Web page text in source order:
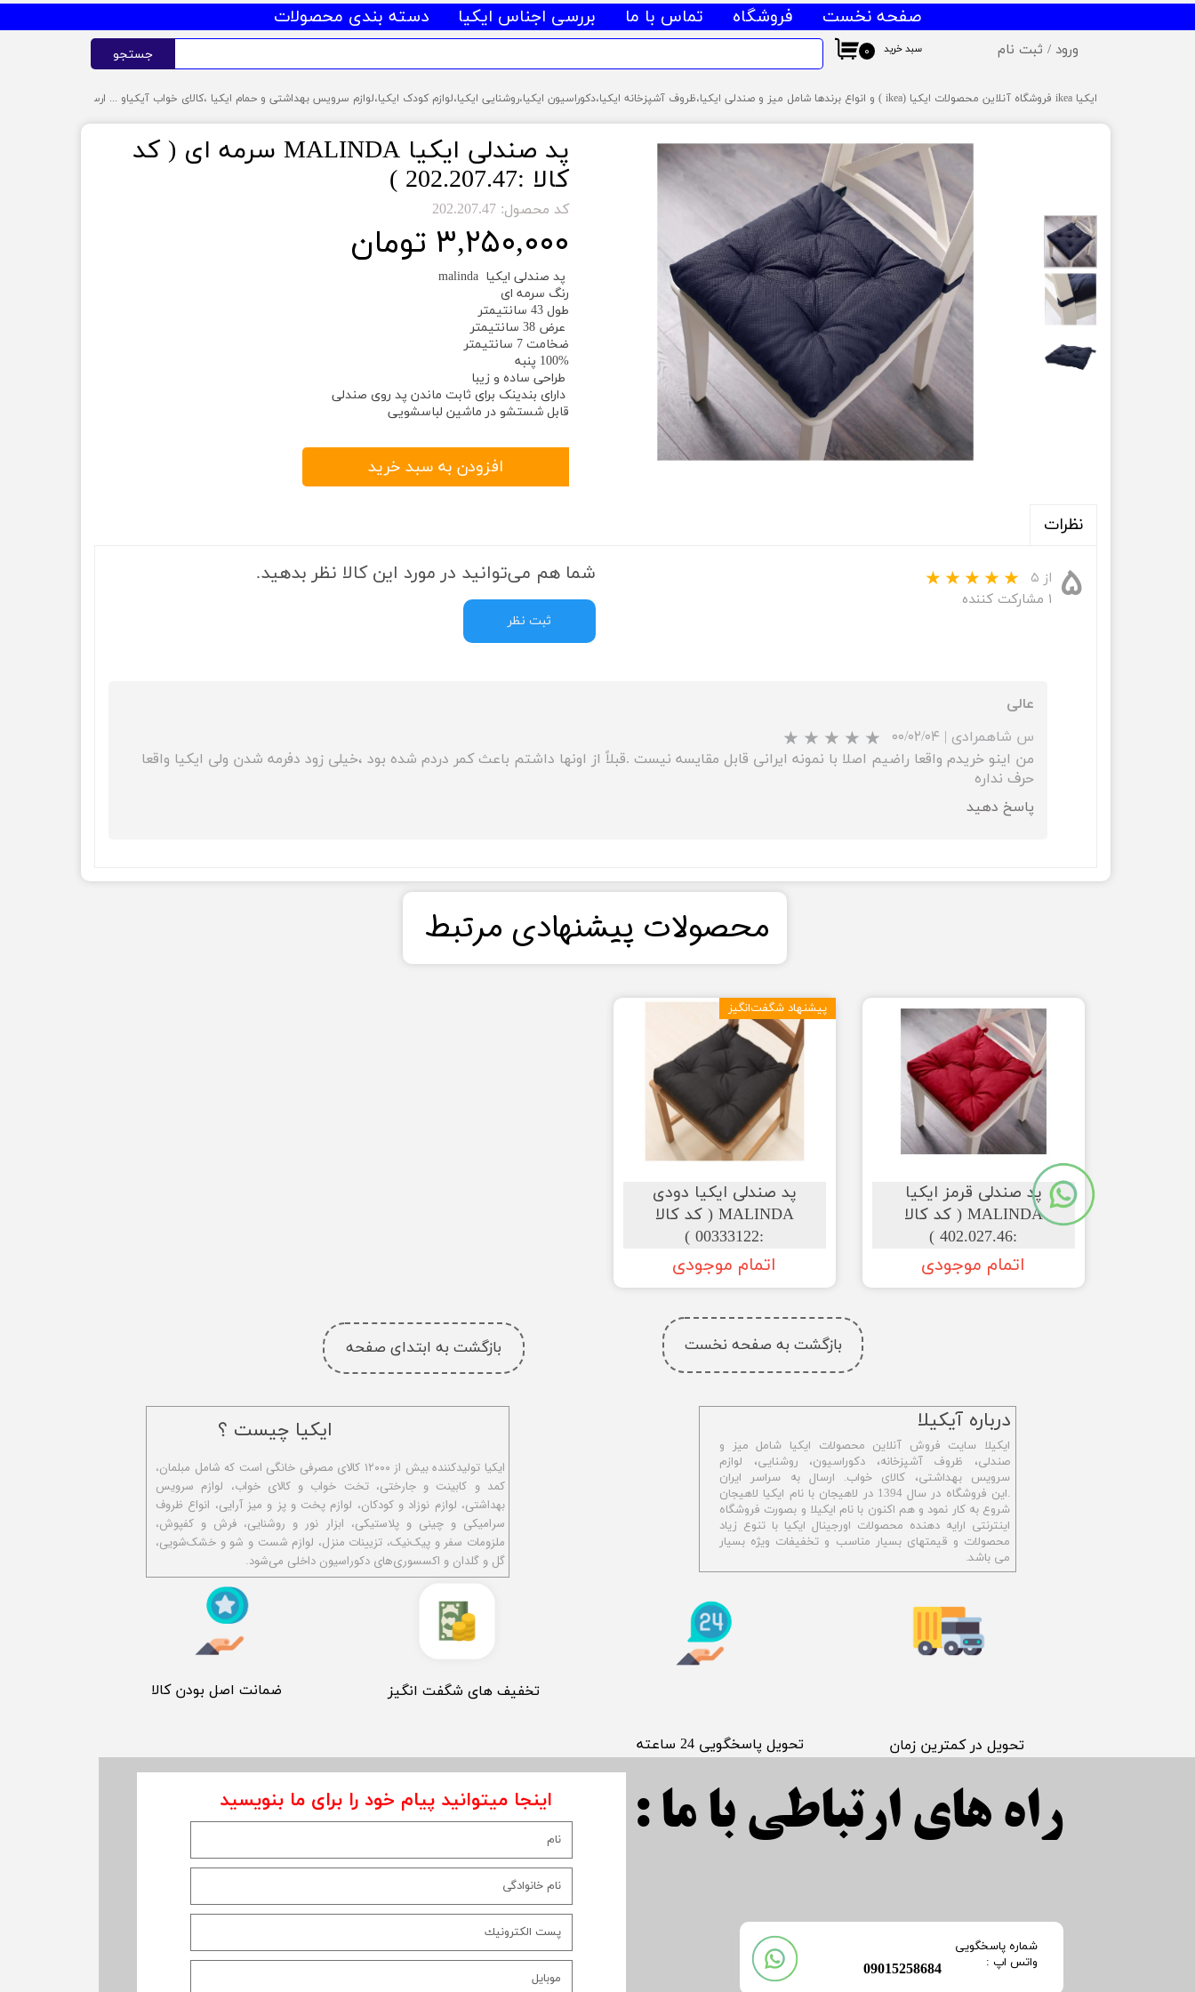
ورود / ثبت نام جستجو ۰ سبد خرید
صفحه نخست فروشگاه تماس با ما بررسی اجناس ایکیا دسته بندی محصولات
ایکیا ikea فروشگاه آنلاین محصولات ایکیا (ikea ) و انواع برندها شامل میز و صندلی ایکیا،ظروف آشپزخانه ایکیا،دکوراسیون ایکیا،روشنایی ایکیا،لوازم کودک ایکیا،لوازم سرویس بهداشتی و حمام ایکیا ،کالای خواب آیکیاو ... ارسال به سراسر ایران
پد صندلی ایکیا MALINDA سرمه ای ( کد
کالا :202.207.47 )
کد محصول: 202.207.47
۳,۲۵۰,۰۰۰ تومان
پد صندلی ایکیا malinda
رنگ سرمه ای
طول 43 سانتیمتر
عرض 38 سانتیمتر
ضخامت 7 سانتیمتر
100% پنبه
طراحی ساده و زیبا
دارای بندینک برای ثابت ماندن پد روی صندلی
قابل شستشو در ماشین لباسشویی
افزودن به سبد خرید
نظرات
۵ از ۵
۱ مشارکت کننده
شما هم می‌توانید در مورد این کالا نظر بدهید.
ثبت نظر
عالی
س شاهمرادی | ۰۰/۰۲/۰۴
من اینو خریدم واقعا راضیم اصلا با نمونه ایرانی قابل مقایسه نیست .قبلاً از اونها داشتم باعث کمر دردم شده بود ،خیلی زود دفرمه شدن ولی ایکیا واقعا
حرف نداره
پاسخ دهید
پد صندلی قرمز ایکیا
MALINDA ( کد کالا
:402.027.46 )
اتمام موجودی
پد صندلی ایکیا دودی
MALINDA ( کد کالا
:00333122 )
اتمام موجودی
پیشنهاد شگفت‌انگیز
​محصولات پیشنهادی مرتبط​​​​​​​
بازگشت به صفحه نخست بازگشت به ابتدای صفحه
​درباره آیکیلا
ایکیلا سایت فروش آنلاین محصولات ایکیا شامل میز و
صندلی، ظروف آشپزخانه، دکوراسیون، روشنایی، لوازم
سرویس بهداشتی، کالای خواب. ارسال به سراسر ایران
.این فروشگاه در سال 1394 در لاهیجان با نام ایکیا لاهیجان
شروع به کار نمود و هم اکنون با نام ایکیلا و بصورت فروشگاه
اینترنتی ارایه دهنده محصولات اورجینال ایکیا با تنوع زیاد
محصولات و قیمتهای بسیار مناسب و تخفیفات ویژه بسیار
می باشد.
​شماره پاسخگویی
​​​​​واتس اپ :
​09015258684
اینجا میتوانید پیام خود را برای ما بنویسید راه های ارتباطی با ما :
ایکیا چیست ؟
ا​یکیا تولیدکننده بیش از ۱۲۰۰۰ کالای مصرفی خانگی است که شامل مبلمان،
کمد و کابینت و جارختی، تخت خواب و کالای خواب، لوازم سرویس
بهداشتی، لوازم نوزاد و کودکان، لوازم پخت و پز و میز آرایی، انواع ظروف
سرامیکی و چینی و پلاستیکی، ابزار نور و روشنایی، فرش و کفپوش،
ملزومات سفر و پیک‌نیک، تزیینات منزل، لوازم شست و شو و خشک‌شویی،
گل و گلدان و اکسسوری‌های دکوراسیون داخلی می‌شود.
​تحویل در کمترین زمان ​تحویل پاسخگویی 24 ساعته
​تخفیف های شگفت انگیز ​ ضمانت اصل بودن کالا